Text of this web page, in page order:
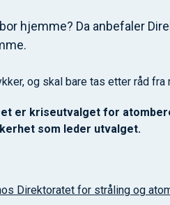
hjemme? Da anbefaler
og skal bare tas etter råd fra
er kriseutvalget for
som leder utvalget.
Direktoratet for stråling og